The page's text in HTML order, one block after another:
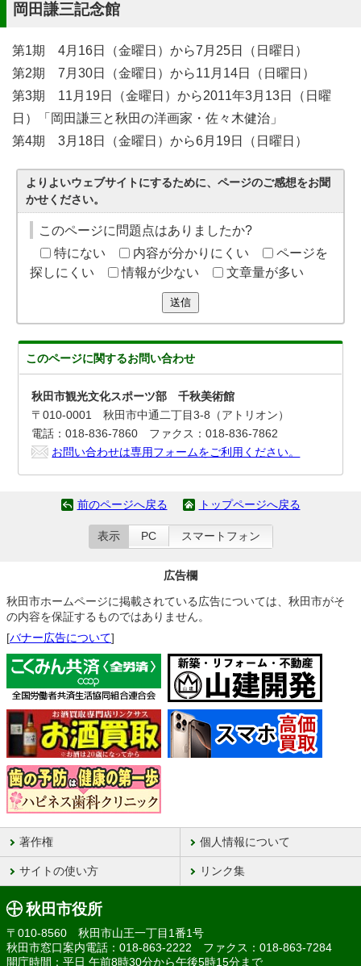
岡田謙三記念館
第1期 4月16日（金曜日）から7月25日（日曜日）
第2期 7月30日（金曜日）から11月14日（日曜日）
第3期 11月19日（金曜日）から2011年3月13日（日曜
日）「岡田謙三と秋田の洋画家・佐々木健治」
第4期 3月18日（金曜日）から6月19日（日曜日）
よりよいウェブサイトにするために、ページのご感想をお聞
かせください。
このページに問題点はありましたか?
特にない
内容が分かりにくい
ページを
探しにくい
情報が少ない 文章量が多い
送信
このページに関するお問い合わせ
秋田市観光文化スポーツ部 千秋美術館
〒010-0001 秋田市中通二丁目3-8（アトリオン）
電話：018-836-7860 ファクス：018-836-7862
お問い合わせは専用フォームをご利用ください。
前のページへ戻る トップページへ戻る
表示 PC スマートフォン
広告欄
秋田市ホームページに掲載されている広告については、秋田市がそ
の内容を保証するものではありません。
[バナー広告について]
著作権 個人情報について
サイトの使い方 リンク集
秋田市役所
〒010-8560 秋田市山王一丁目1番1号
秋田市窓口案内電話：018-863-2222 ファクス：018-863-7284
開庁時間：平日 午前8時30分から午後5時15分まで